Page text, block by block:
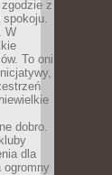
z
spokoju.
W
To oni
dobro.
dla
ogromny